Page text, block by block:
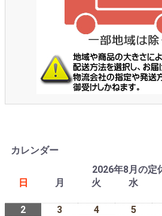
カレンダー
2026年8月の定
日
月 火 水
2
3 4 5